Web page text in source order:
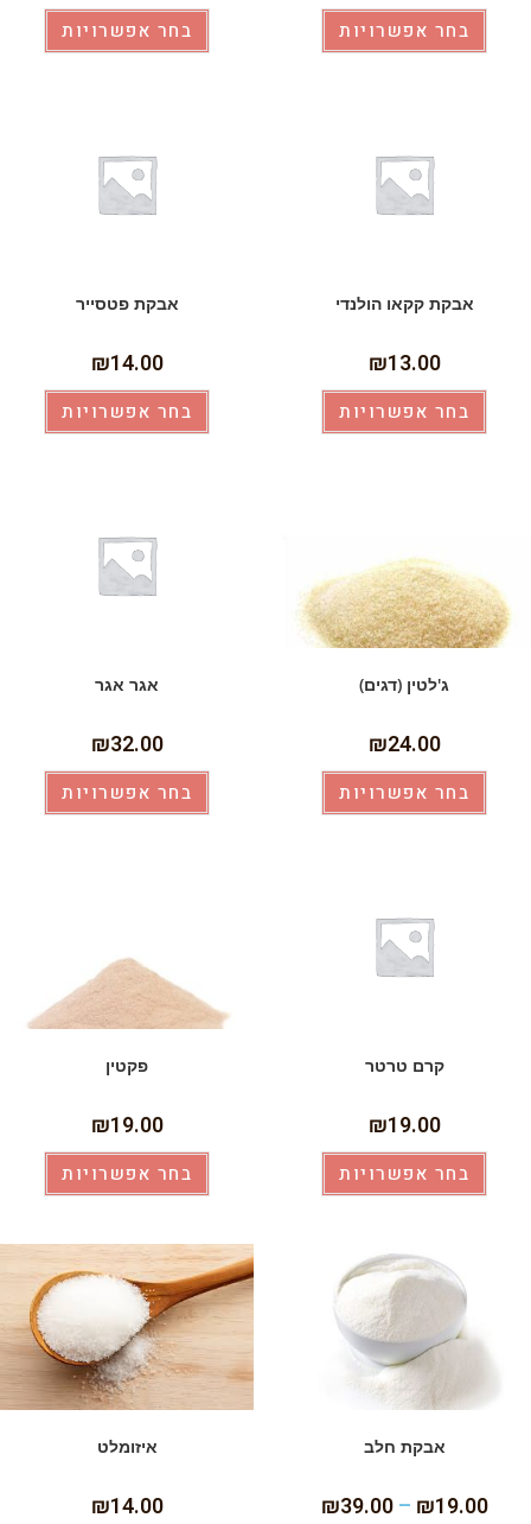
בחר אפשרויות בחר אפשרויות
אבקת קקאו הולנדי
₪13.00
בחר אפשרויות
אבקת פטסייר
₪14.00
בחר אפשרויות
ג'לטין (דגים)
₪24.00
בחר אפשרויות
אגר אגר
₪32.00
בחר אפשרויות
קרם טרטר
₪19.00
בחר אפשרויות
פקטין
₪19.00
בחר אפשרויות
אבקת חלב
₪19.00
–
₪39.00
איזומלט
₪14.00